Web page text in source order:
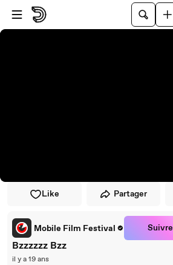
Passer au player
Passer au contenu principal
Like Partager
Mobile Film Festival Suivre
Bzzzzzz Bzz
il y a 19 ans